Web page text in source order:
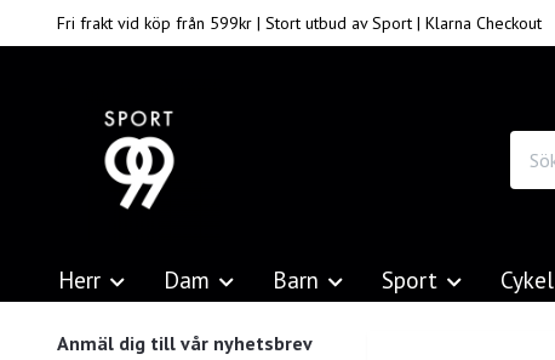
Fri frakt vid köp från 599kr | Stort utbud av Sport | Klarna Checkout
Herr Dam Barn Sport Cykel
Anmäl dig till vår nyhetsbrev